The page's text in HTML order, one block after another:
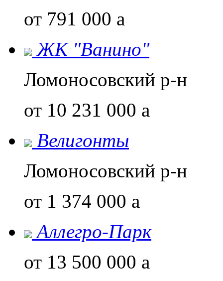
от 791 000 a
ЖК "Ванино"
Ломоносовский р-н
от 10 231 000 a
Велигонты
Ломоносовский р-н
от 1 374 000 a
Аллегро-Парк
от 13 500 000 a